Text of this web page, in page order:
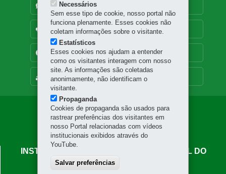
MAPA DO SITE
DENUNCIE CORRUPÇÃO
OUVIDORIA
TRANSPARÊNCIA INSTITUCIONAL
Navegação
Principal
IAPAR
INSTITUTO DE DESENVOLVIMENTO RURAL DO
PARANÁ - IAPAR-EMATER
Necessários
Sem esse tipo de cookie, nosso portal não
funciona plenamente. Esses cookies não
coletam informações sobre o visitante.
Estatísticos
Esses cookies nos ajudam a entender
como os visitantes interagem com nosso
site. As informações são coletadas
anonimamente, não identificam o
visitante.
Propaganda
Cookies de propaganda são usados para
rastrear preferências dos visitantes em
nosso Portal relacionadas com vídeos
institucionais exibidos através do
YouTube.
Salvar preferências